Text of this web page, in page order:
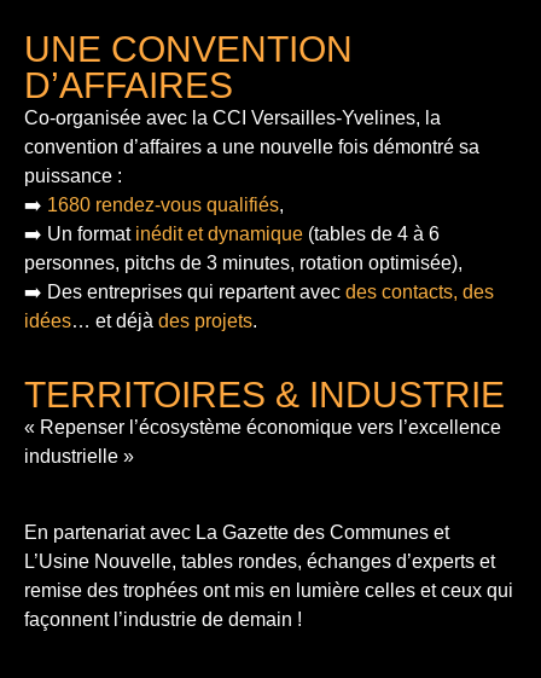
UNE CONVENTION
D’AFFAIRES
Co-organisée avec la CCI Versailles-Yvelines, la
convention d’affaires a une nouvelle fois démontré sa
puissance :
➡️ 1680 rendez-vous qualifiés,
➡️ Un format inédit et dynamique (tables de 4 à 6
personnes, pitchs de 3 minutes, rotation optimisée),
➡️ Des entreprises qui repartent avec des contacts, des
idées… et déjà des projets.
TERRITOIRES & INDUSTRIE
« Repenser l’écosystème économique vers l’excellence
industrielle »
En partenariat avec La Gazette des Communes et
L’Usine Nouvelle, tables rondes, échanges d’experts et
remise des trophées ont mis en lumière celles et ceux qui
façonnent l’industrie de demain !